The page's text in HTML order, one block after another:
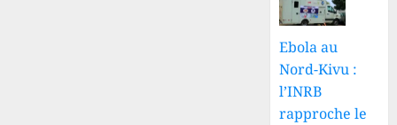
Ebola au
Nord-Kivu :
l’INRB
rapproche le